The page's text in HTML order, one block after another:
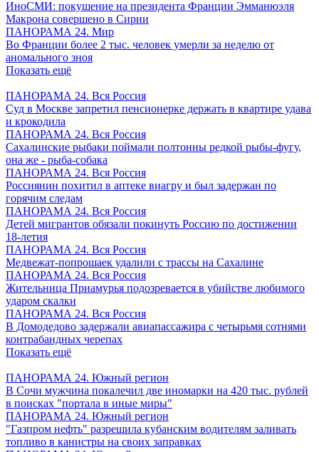
ИноСМИ: покушение на президента Франции Эмманюэля
Макрона совершено в Сирии
ПАНОРАМА 24. Мир
Во Франции более 2 тыс. человек умерли за неделю от
аномального зноя
Показать ещё
ПАНОРАМА 24. Вся Россия
Суд в Москве запретил пенсионерке держать в квартире удава
и крокодила
ПАНОРАМА 24. Вся Россия
Сахалинские рыбаки поймали полтонны редкой рыбы-фугу,
она же - рыба-собака
ПАНОРАМА 24. Вся Россия
Россиянин похитил в аптеке виагру и был задержан по
горячим следам
ПАНОРАМА 24. Вся Россия
Детей мигрантов обязали покинуть Россию по достижении
18-летия
ПАНОРАМА 24. Вся Россия
Медвежат-попрошаек удалили с трассы на Сахалине
ПАНОРАМА 24. Вся Россия
Жительница Приамурья подозревается в убийстве любимого
ударом скалки
ПАНОРАМА 24. Вся Россия
В Домодедово задержали авиапассажира с четырьмя сотнями
контрабандных черепах
Показать ещё
ПАНОРАМА 24. Южный регион
В Сочи мужчина покалечил две иномарки на 420 тыс. рублей
в поисках "портала в иные миры"
ПАНОРАМА 24. Южный регион
"Газпром нефть" разрешила кубанским водителям заливать
топливо в канистры на своих заправках